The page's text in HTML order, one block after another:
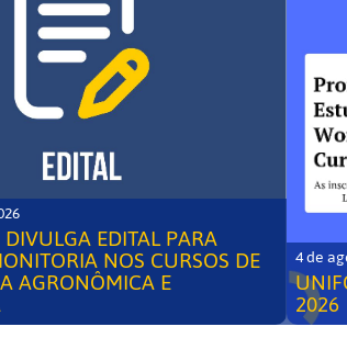
EDITAL PARA
NOS CURSOS DE
AGRONÔMICA E
4 de
2026